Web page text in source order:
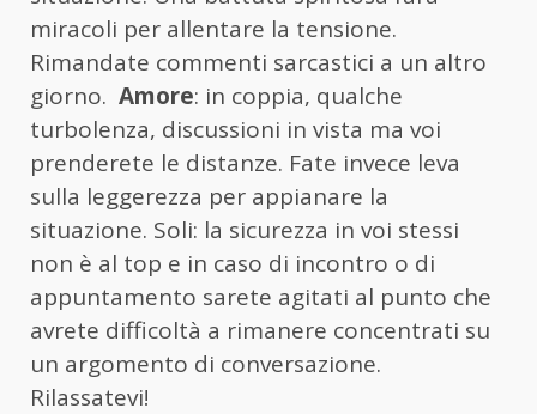
miracoli per allentare la tensione.
Rimandate commenti sarcastici a un altro
giorno. Amore: in coppia, qualche
turbolenza, discussioni in vista ma voi
prenderete le distanze. Fate invece leva
sulla leggerezza per appianare la
situazione. Soli: la sicurezza in voi stessi
non è al top e in caso di incontro o di
appuntamento sarete agitati al punto che
avrete difficoltà a rimanere concentrati su
un argomento di conversazione.
Rilassatevi!